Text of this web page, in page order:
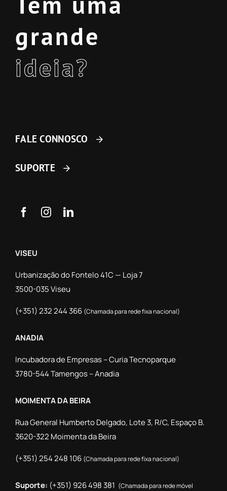
grande
ideia?
FALE CONNOSCO
SUPORTE
VISEU
Urbanização do Fontelo 41C — Loja 7
3500-035 Viseu
(+351) 232 244 366 (Chamada para rede fixa nacional)
ANADIA
Incubadora de Empresas – Curia Tecnoparque
3780-544 Tamengos – Anadia
MOIMENTA DA BEIRA
Rua General Humberto Delgado, Lote 3, R/C, Espaço B.
3620-322 Moimenta da Beira
(+351) 254 248 106 (Chamada para rede fixa nacional)
Suporte: (+351) 926 498 381 (Chamada para rede móvel